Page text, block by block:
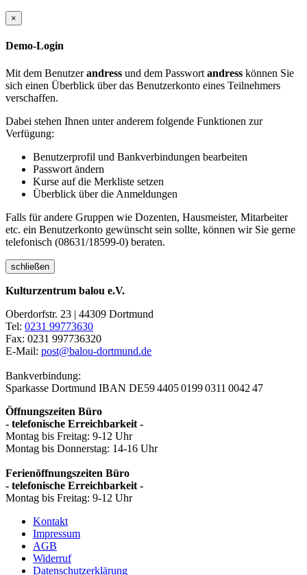
×
Demo-Login
Mit dem Benutzerandress und dem Passwort andress können Sie
sich einen Überblick über das Benutzerkonto eines Teilnehmers
verschaffen.
Dabei stehen Ihnen unter anderem folgende Funktionen zur
Verfügung:
Benutzerprofil und Bankverbindungen bearbeiten
Passwort ändern
Kurse auf die Merkliste setzen
Überblick über die Anmeldungen
Falls für andere Gruppen wie Dozenten, Hausmeister, Mitarbeiter
etc. ein Benutzerkonto gewünscht sein sollte, können wir Sie gerne
telefonisch (08631/18599-0) beraten.
schließen
Kulturzentrum balou e.V.
Oberdorfstr. 23 | 44309 Dortmund
Tel: 0231 99773630
Fax: 0231 997736320
E-Mail: post@balou-dortmund.de
Bankverbindung:
Sparkasse Dortmund IBAN DE59 4405 0199 0311 0042 47
Öffnungszeiten Büro
- telefonische Erreichbarkeit -
Montag bis Freitag: 9-12 Uhr
Montag bis Donnerstag: 14-16 Uhr
Ferienöffnungszeiten Büro
- telefonische Erreichbarkeit -
Montag bis Freitag: 9-12 Uhr
Kontakt
Impressum
AGB
Widerruf
Datenschutzerklärung